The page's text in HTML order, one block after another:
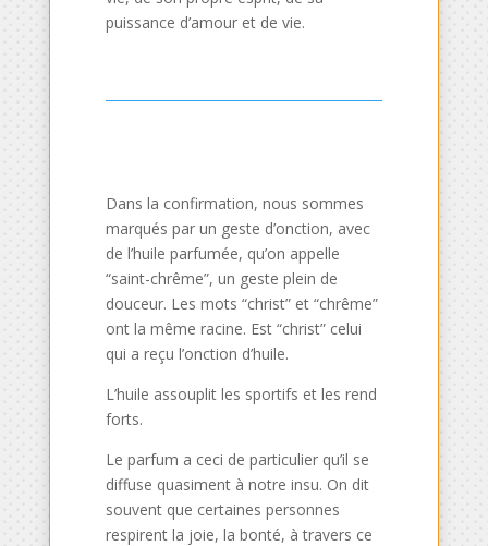
puissance d’amour et de vie.
Dans la confirmation, nous sommes
marqués par un geste d’onction, avec
de l’huile parfumée, qu’on appelle
“saint-chrême”, un geste plein de
douceur. Les mots “christ” et “chrême”
ont la même racine. Est “christ” celui
qui a reçu l’onction d’huile.
L’huile assouplit les sportifs et les rend
forts.
Le parfum a ceci de particulier qu’il se
diffuse quasiment à notre insu. On dit
souvent que certaines personnes
respirent la joie, la bonté, à travers ce